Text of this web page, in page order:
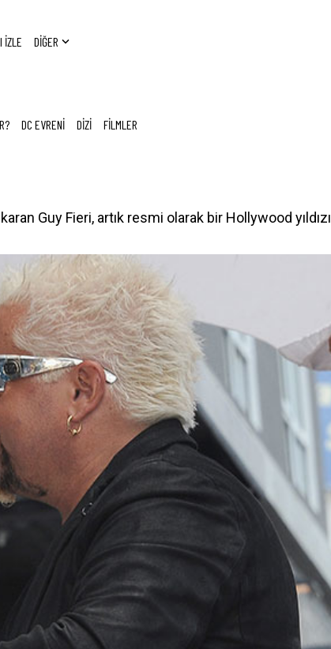
İZLE DİĞER
DC EVRENİ DİZİ FİLMLER
Guy Fieri, artık resmi olarak bir Hollywood yıldızı